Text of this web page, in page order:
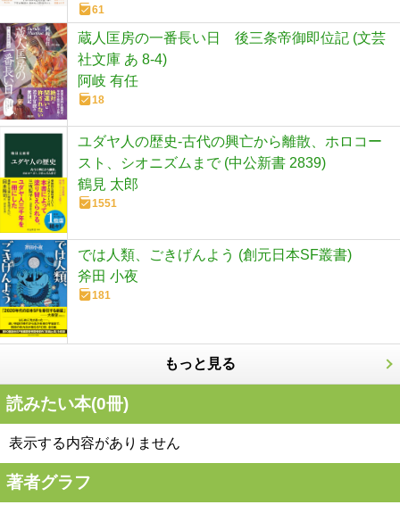
61
蔵人匡房の一番長い日 後三条帝御即位記 (文芸
社文庫 あ 8-4)
阿岐 有任
18
ユダヤ人の歴史-古代の興亡から離散、ホロコー
スト、シオニズムまで (中公新書 2839)
鶴見 太郎
1551
では人類、ごきげんよう (創元日本SF叢書)
斧田 小夜
181
もっと見る
読みたい本(0冊)
表示する内容がありません
著者グラフ